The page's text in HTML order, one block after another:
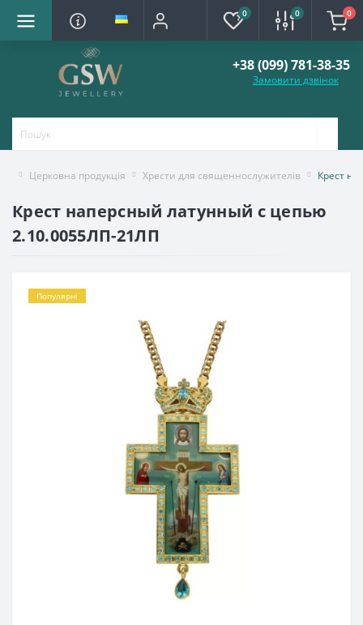
0 0 0
+38 (099) 781-38-35
Замовити дзвінок
Церковна продукція Хрести для священнослужителів Крест
Крест наперсный латунный с цепью
2.10.0055ЛП-21ЛП
Популярні